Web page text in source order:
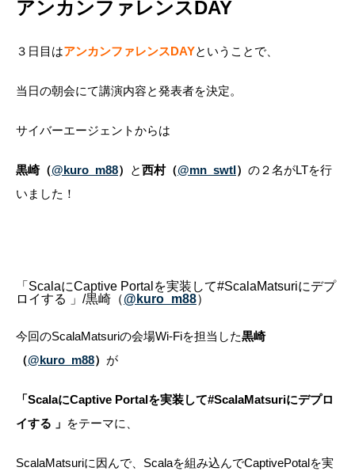
アンカンファレンスDAY
３日目はアンカンファレンスDAYということで、
当日の朝会にて講演内容と発表者を決定。
サイバーエージェントからは
黒崎（@kuro_m88） と西村（@mn_swtl） の２名がLTを行
いました！
「ScalaにCaptive Portalを実装して#ScalaMatsuriにデプ
ロイする 」 /黒崎（@kuro_m88）
今回のScalaMatsuriの会場Wi-Fiを担当した黒崎
（@kuro_m88） が
「ScalaにCaptive Portalを実装して#ScalaMatsuriにデプロ
イする 」 をテーマに、
ScalaMatsuriに因んで、 Scalaを組み込んでCaptivePotalを実